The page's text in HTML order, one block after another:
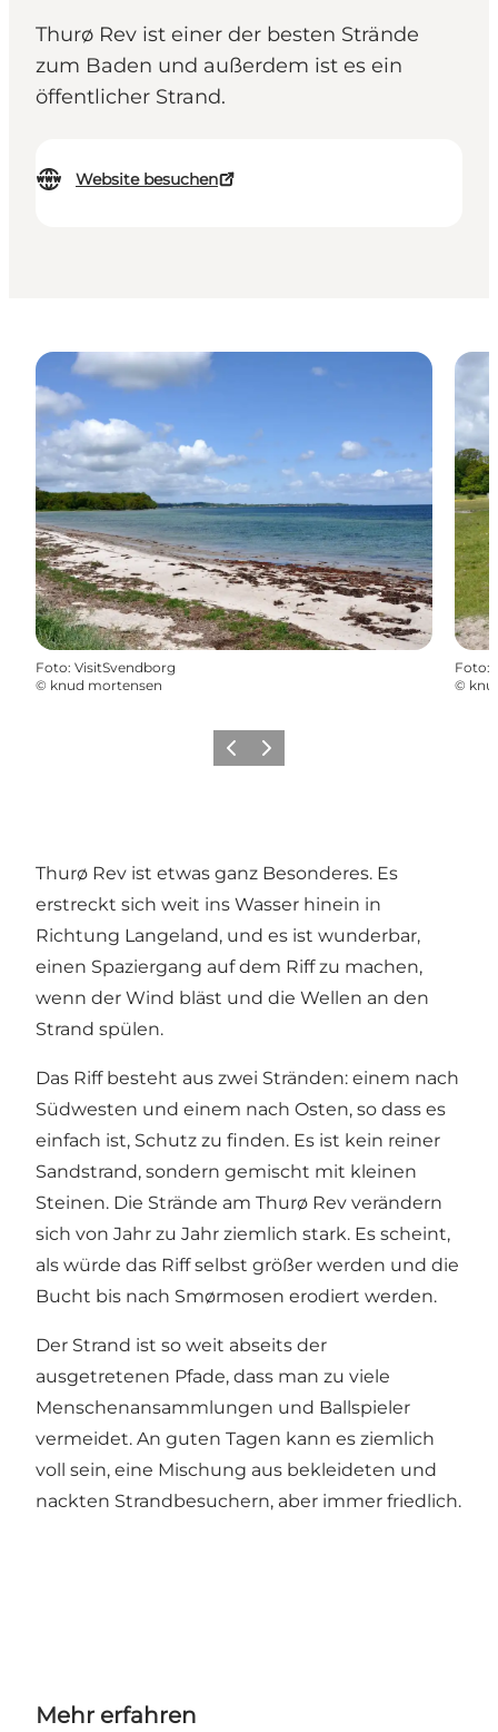
Thurø Rev ist einer der besten Strände
zum Baden und außerdem ist es ein
öffentlicher Strand.
Website besuchen
Foto: VisitSvendborg
© knud mortensen
Foto:
©
ZurückWeiter
Thurø Rev ist etwas ganz Besonderes. Es
erstreckt sich weit ins Wasser hinein in
Richtung Langeland, und es ist wunderbar,
einen Spaziergang auf dem Riff zu machen,
wenn der Wind bläst und die Wellen an den
Strand spülen.
Das Riff besteht aus zwei Stränden: einem nach
Südwesten und einem nach Osten, so dass es
einfach ist, Schutz zu finden. Es ist kein reiner
Sandstrand, sondern gemischt mit kleinen
Steinen. Die Strände am Thurø Rev verändern
sich von Jahr zu Jahr ziemlich stark. Es scheint,
als würde das Riff selbst größer werden und die
Bucht bis nach Smørmosen erodiert werden.
Der Strand ist so weit abseits der
ausgetretenen Pfade, dass man zu viele
Menschenansammlungen und Ballspieler
vermeidet. An guten Tagen kann es ziemlich
voll sein, eine Mischung aus bekleideten und
nackten Strandbesuchern, aber immer friedlich.
Mehr erfahren